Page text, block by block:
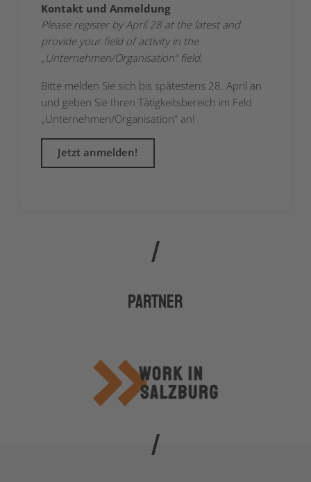
Kontakt und Anmeldung
Please register by April 28 at the latest and
provide your field of activity in the
„Unternehmen/Organisation“ field.
Bitte melden Sie sich bis spätestens 28. April an
und geben Sie Ihren Tätigkeitsbereich im Feld
„Unternehmen/Organisation“ an!
Jetzt anmelden!
Partner